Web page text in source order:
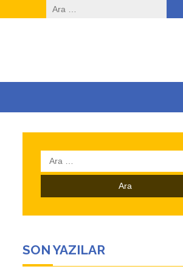
Arama:
Arama:
SON YAZILAR